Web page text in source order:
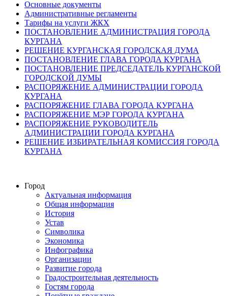
Основные документы
Административные регламенты
Тарифы на услуги ЖКХ
ПОСТАНОВЛЕНИЕ АДМИНИСТРАЦИЯ ГОРОДА
КУРГАНА
РЕШЕНИЕ КУРГАНСКАЯ ГОРОДСКАЯ ДУМА
ПОСТАНОВЛЕНИЕ ГЛАВА ГОРОДА КУРГАНА
ПОСТАНОВЛЕНИЕ ПРЕДСЕДАТЕЛЬ КУРГАНСКОЙ
ГОРОДСКОЙ ДУМЫ
РАСПОРЯЖЕНИЕ АДМИНИСТРАЦИИ ГОРОДА
КУРГАНА
РАСПОРЯЖЕНИЕ ГЛАВА ГОРОДА КУРГАНА
РАСПОРЯЖЕНИЕ МЭР ГОРОДА КУРГАНА
РАСПОРЯЖЕНИЕ РУКОВОДИТЕЛЬ
АДМИНИСТРАЦИИ ГОРОДА КУРГАНА
РЕШЕНИЕ ИЗБИРАТЕЛЬНАЯ КОМИССИЯ ГОРОДА
КУРГАНА
Город
Актуальная информация
Общая информация
История
Устав
Символика
Экономика
Инфографика
Организации
Развитие города
Градостроительная деятельность
Гостям города